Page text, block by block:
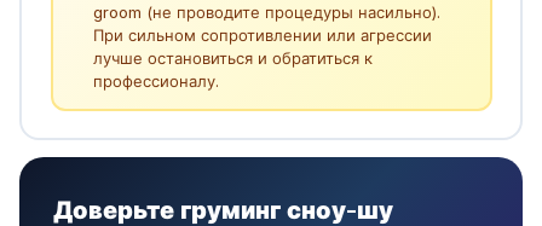
groom (не проводите процедуры насильно).
При сильном сопротивлении или агрессии
лучше остановиться и обратиться к
профессионалу.
Доверьте груминг сноу-шу